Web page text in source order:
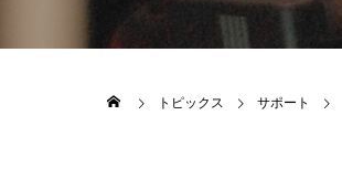
特集＆コラム
トピックス サポート